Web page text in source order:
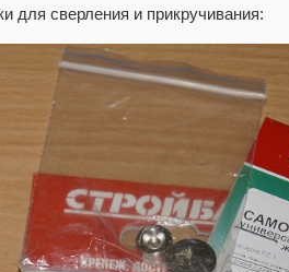
для сверления и прикручивания: